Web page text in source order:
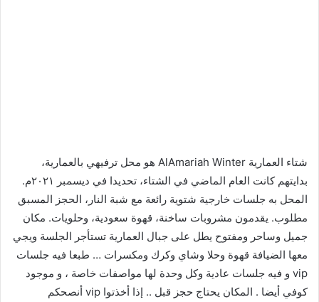
شتاء العمارية AlAmariah Winter هو محل ترفيهي بالعمارية،
بدايتهم كانت العام الماضي في الشتاء، تحديدا في ديسمبر ٢٠٢١م.
المحل به جلسات خارجية شتوية رائعة مع شبة النار، الحجز المسبق
مطلوب. يقدمون مشروبات ساخنة، قهوة سعودية، وحلويات. مكان
جميل وساحر ومفتوح يطل على جبال العمارية تستأجر الجلسة ويجي
معها الضيافة قهوة وحلا وشاي وكرك ومكسرات … طبعا فيه جلسات
vip و فيه جلسات عادية وكل وحدة لها مواصفات خاصة ، و موجود
كوفي أيضا . المكان يحتاج حجز قبل .. إذا أخذتوا vip أنصحكم